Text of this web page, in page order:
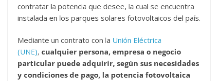
contratar la potencia que desee, la cual se encuentra
instalada en los parques solares fotovoltaicos del país.
Mediante un contrato con la Unión Eléctrica
(UNE), cualquier persona, empresa o negocio
particular puede adquirir, según sus necesidades
y condiciones de pago, la potencia fotovoltaica